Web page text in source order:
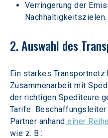
Verringerung der
Nachhaltigkeitszielen.
2. Auswahl des
Ein starkes Transportnetz
Zusammenarbeit mit
der richtigen Spediteure
Tarife.
Partner anhand einer
wie z. B.: